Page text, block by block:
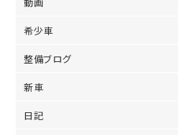
希少車
整備ブログ
新車
日記